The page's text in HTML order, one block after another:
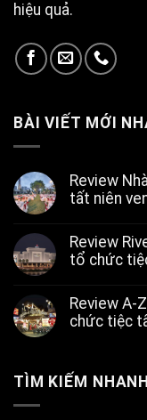
hiệu quả.
BÀI VIẾT MỚI
Review
tất niên
bình
luận
ở
hàng
Tân
Cảng:
tất
Review
tổ chức
bình
luận
ở
Trung
tâm
Review A-
chức tiệc
luận
ở
TÌM KIẾM NHANH